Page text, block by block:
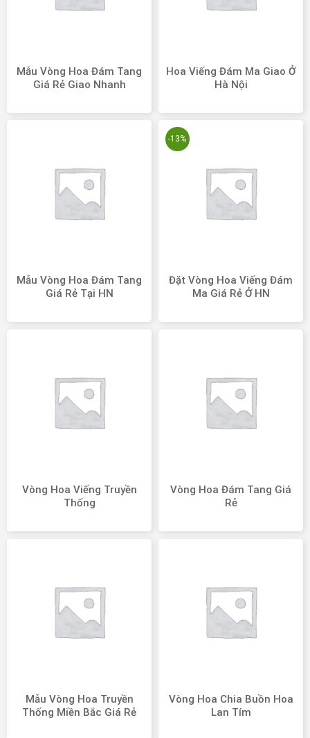
Mẫu Vòng Hoa Đám Tang
Giá Rẻ Giao Nhanh
Hoa Viếng Đám Ma Giao Ở
Hà Nội
Mẫu Vòng Hoa Đám Tang
Giá Rẻ Tại HN
-13%
Đặt Vòng Hoa Viếng Đám
Ma Giá Rẻ Ở HN
Vòng Hoa Viếng Truyền
Thống
Vòng Hoa Đám Tang Giá
Rẻ
Mẫu Vòng Hoa Truyền
Thống Miền Bắc Giá Rẻ
Vòng Hoa Chia Buồn Hoa
Lan Tím